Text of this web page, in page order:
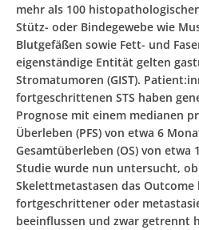
mehr als 100
Stütz- oder Bindegewebe wie
Blutgefäßen sowie Fett- und
eigenständige Entität gelten
Stromatumoren (GIST).
fortgeschrittenen STS haben
Prognose mit einem medianen
Überleben (PFS) von etwa 6
Gesamtüberleben (OS) von etwa
Studie wurde nun untersucht,
Skelettmetastasen das
fortgeschrittener oder
beeinflussen und zwar getrennt